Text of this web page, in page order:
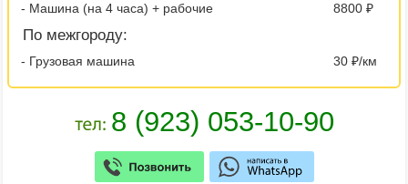
- Машина (на 4 часа) + рабочие
8800 ₽
По межгороду:
- Грузовая машина 30 ₽/км